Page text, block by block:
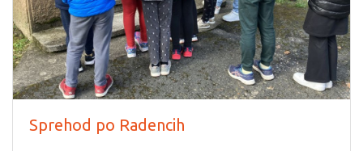
Sprehod po Radencih